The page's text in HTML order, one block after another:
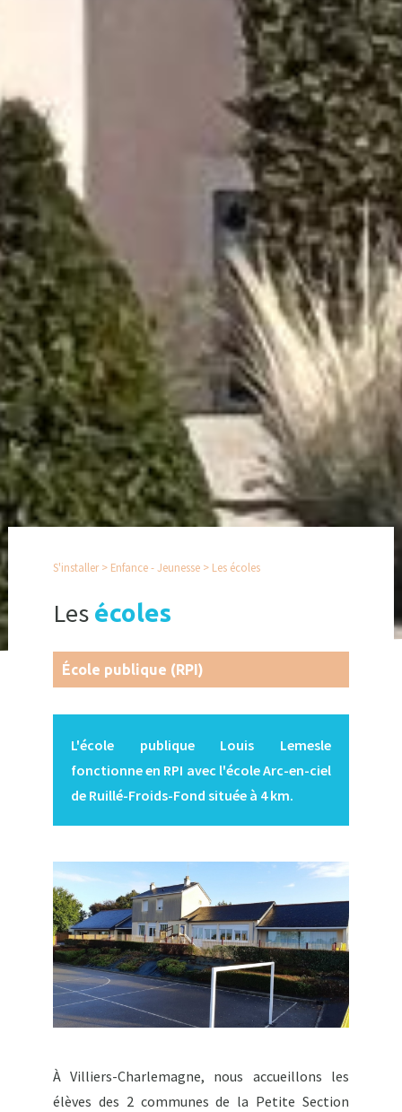
S'installer > Enfance - Jeunesse > Les écoles
Les écoles
École publique (RPI)
L'école publique Louis Lemesle
fonctionne en RPI avec l'école Arc-en-ciel
de Ruillé-Froids-Fond située à 4 km.
À Villiers-Charlemagne, nous accueillons les
élèves des 2 communes de la Petite Section